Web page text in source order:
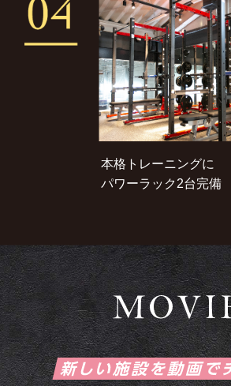
本格トレーニングに
パワーラック2台完備